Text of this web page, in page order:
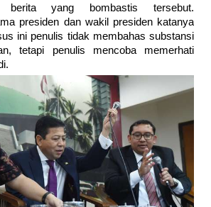
berita yang bombastis tersebut.
presiden dan wakil presiden katanya
ini penulis tidak membahas substansi
tetapi penulis mencoba memerhati